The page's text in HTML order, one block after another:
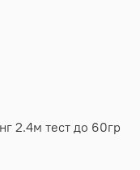
2.4м тест до 60гр